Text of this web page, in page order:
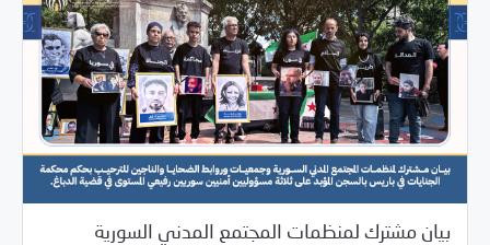
بيان مشترك لمنظمات المجتمع المدني السورية